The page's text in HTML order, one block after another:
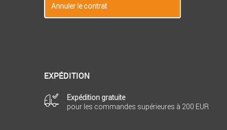
Annuler le contrat
EXPÉDITION
Expédition gratuite
pour les commandes supérieures à 200 EUR